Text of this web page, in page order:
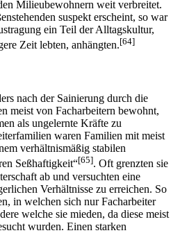
Milieubewohnern weit verbreitet.
suspekt erscheint, so war
ein Teil der Alltagskultur,
Zeit lebten, anhängten.[64]
nach der Sainierung durch die
meist von Facharbeitern bewohnt,
als ungelernte Kräfte zu
waren Familien mit meist
verhältnismäßig stabilen
Seßhaftigkeit“[65]. Oft grenzten sie
ab und versuchten eine
Verhältnisse zu erreichen. So
in welchen sich nur Facharbeiter
welche sie mieden, da diese meist
wurden. Einen starken